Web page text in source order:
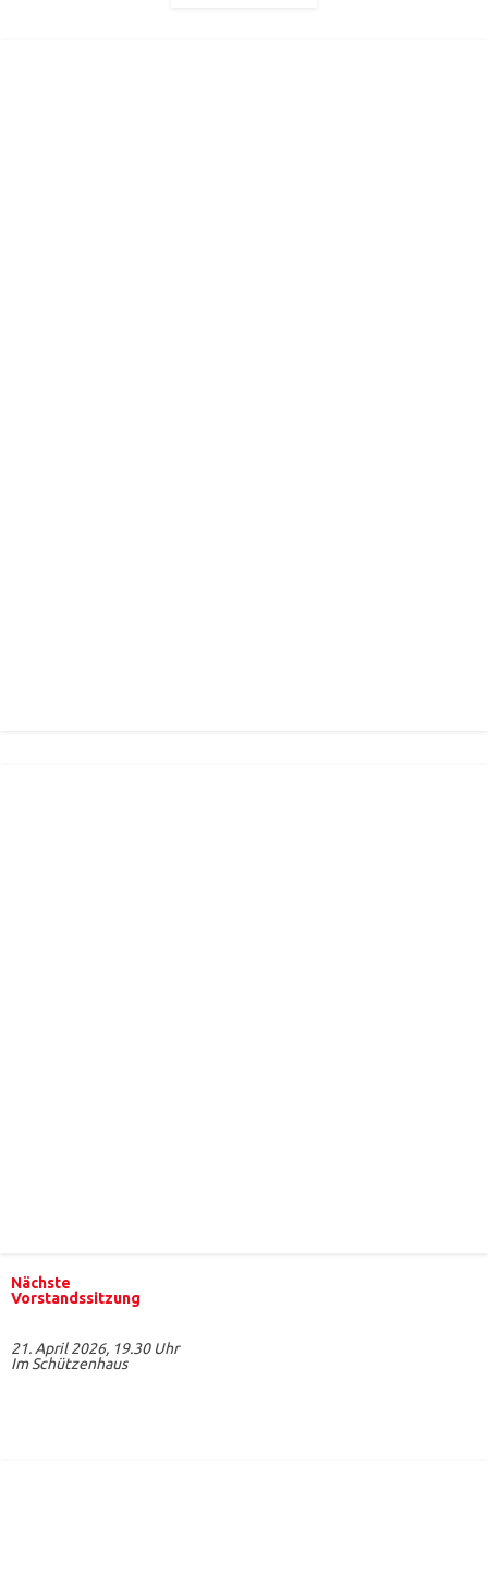
Nächste
Vorstandssitzung
21. April 2026, 19.30 Uhr
Im Schützenhaus